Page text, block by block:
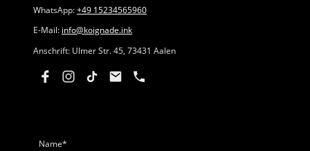
WhatsApp:+49 15234565960
E-Mail: info@koignade.ink
Anschrift: Ulmer Str. 45, 73431 Aalen
Name*